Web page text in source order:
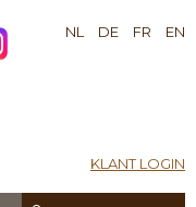
KLANT LOGIN
NL DE FR EN